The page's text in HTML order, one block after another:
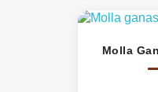
Molla